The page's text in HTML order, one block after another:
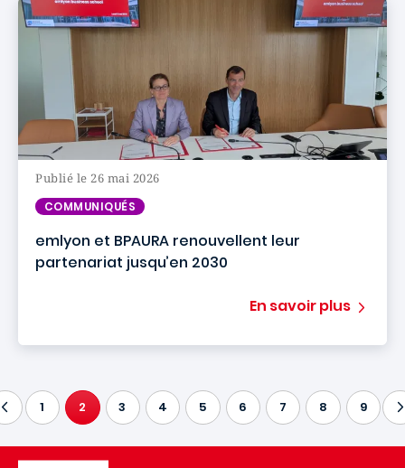
Publié le 26 mai 2026
COMMUNIQUÉS
emlyon et BPAURA renouvellent leur
partenariat jusqu’en 2030
En savoir plus
1
PAGE COURANTE
2 3 4 5 6 7 8 9